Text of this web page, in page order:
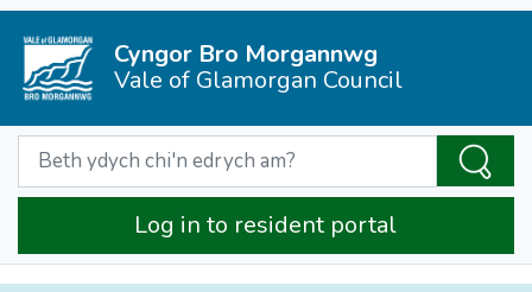
Cyngor Bro Morgannwg
Vale of Glamorgan Council
Log in to resident portal